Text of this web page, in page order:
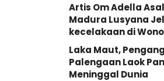
Artis Om Adella
Madura Lusyana
kecelakaan di
Laka Maut,
Palengaan Laok
Meninggal Dunia